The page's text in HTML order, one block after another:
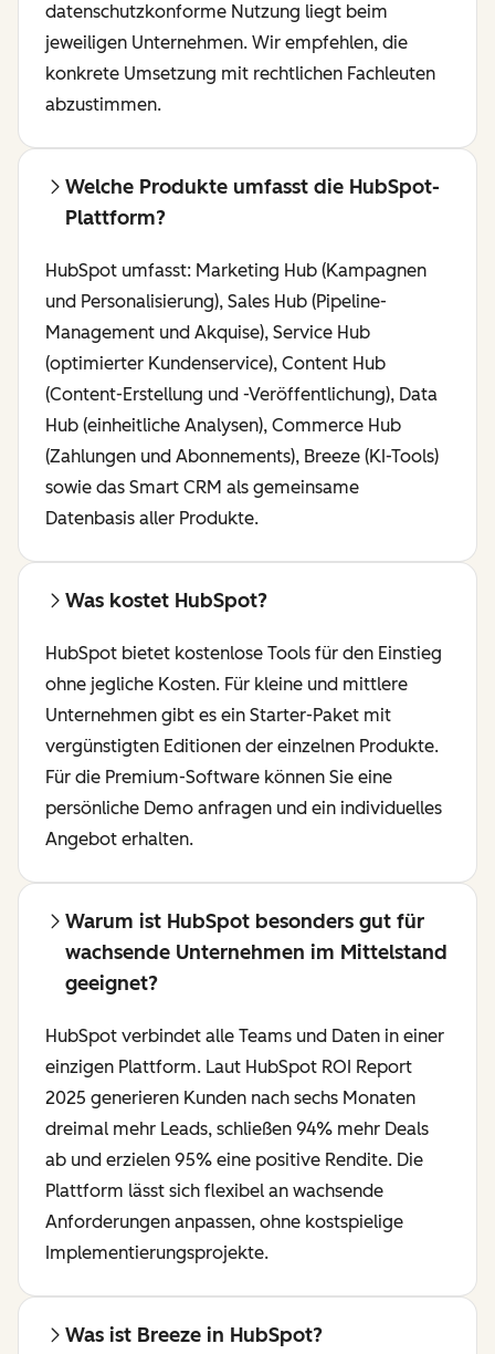
datenschutzkonforme Nutzung liegt beim
jeweiligen Unternehmen. Wir empfehlen, die
konkrete Umsetzung mit rechtlichen Fachleuten
abzustimmen.
Welche Produkte umfasst die HubSpot-
Plattform?
HubSpot umfasst: Marketing Hub (Kampagnen
und Personalisierung), Sales Hub (Pipeline-
Management und Akquise), Service Hub
(optimierter Kundenservice), Content Hub
(Content-Erstellung und -Veröffentlichung), Data
Hub (einheitliche Analysen), Commerce Hub
(Zahlungen und Abonnements), Breeze (KI-Tools)
sowie das Smart CRM als gemeinsame
Datenbasis aller Produkte.
Was kostet HubSpot?
HubSpot bietet kostenlose Tools für den Einstieg
ohne jegliche Kosten. Für kleine und mittlere
Unternehmen gibt es ein Starter-Paket mit
vergünstigten Editionen der einzelnen Produkte.
Für die Premium-Software können Sie eine
persönliche Demo anfragen und ein individuelles
Angebot erhalten.
Warum ist HubSpot besonders gut für
wachsende Unternehmen im Mittelstand
geeignet?
HubSpot verbindet alle Teams und Daten in einer
einzigen Plattform. Laut HubSpot ROI Report
2025 generieren Kunden nach sechs Monaten
dreimal mehr Leads, schließen 94% mehr Deals
ab und erzielen 95% eine positive Rendite. Die
Plattform lässt sich flexibel an wachsende
Anforderungen anpassen, ohne kostspielige
Implementierungsprojekte.
Was ist Breeze in HubSpot?